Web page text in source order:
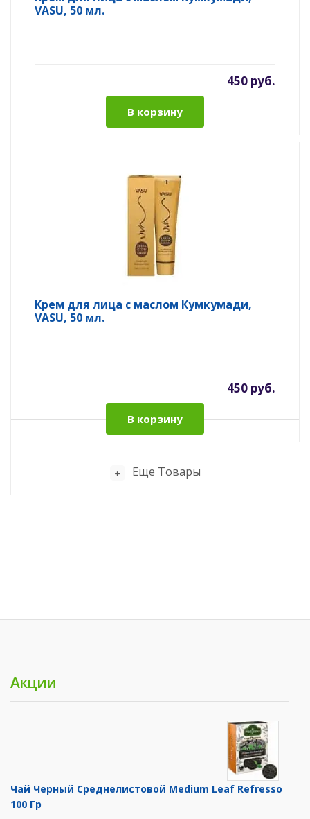
VASU, 50 мл.
450 руб.
В корзину
Крем для лица с маслом Кумкумади,
VASU, 50 мл.
450 руб.
В корзину
Еще Товары
Акции
Чай Черный Среднелистовой Medium Leaf Refresso
100 Гр